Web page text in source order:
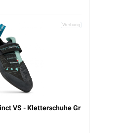
VS - Kletterschuhe Gr